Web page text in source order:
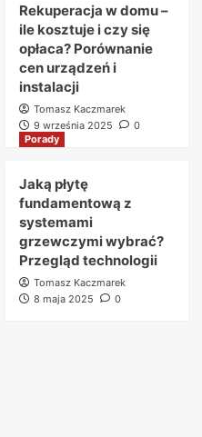
Rekuperacja w domu –
ile kosztuje i czy się
opłaca? Porównanie
cen urządzeń i
instalacji
Tomasz Kaczmarek
9 września 2025
0
Porady
Jaką płytę
fundamentową z
systemami
grzewczymi wybrać?
Przegląd technologii
Tomasz Kaczmarek
8 maja 2025
0